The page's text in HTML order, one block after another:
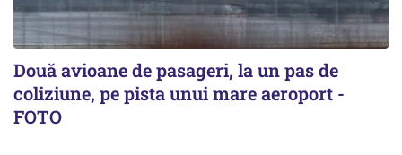
Două avioane de pasageri, la un pas de
coliziune, pe pista unui mare aeroport -
FOTO